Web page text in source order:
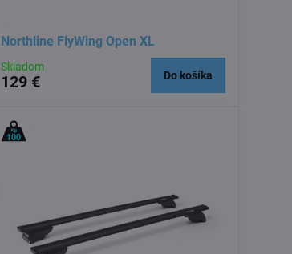
Northline FlyWing Open XL
Skladom
129 € Do košíka